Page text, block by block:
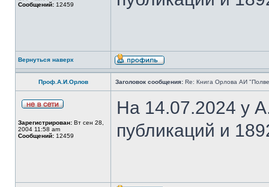
Сообщений: 12459
Вернуться наверх
Проф.А.И.Орлов Заголовок сообщения: Re: Книга Орлова АИ
Зарегистрирован: Вт сен 28,
2004 11:58 am
Сообщений: 12459
На 14.07.2024 у
публикаций и